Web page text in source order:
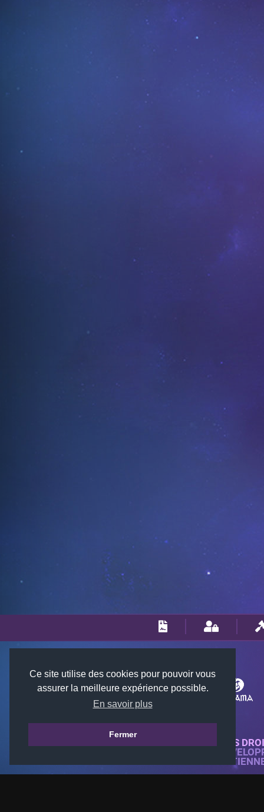
Ce site utilise des cookies pour pouvoir vous
assurer la meilleure expérience possible.
En savoir plus
Fermer
© 2018-2026 KTARENA. TOUS
SITE WEB ENTIÈREMENT
TOUTES LES IMAGES